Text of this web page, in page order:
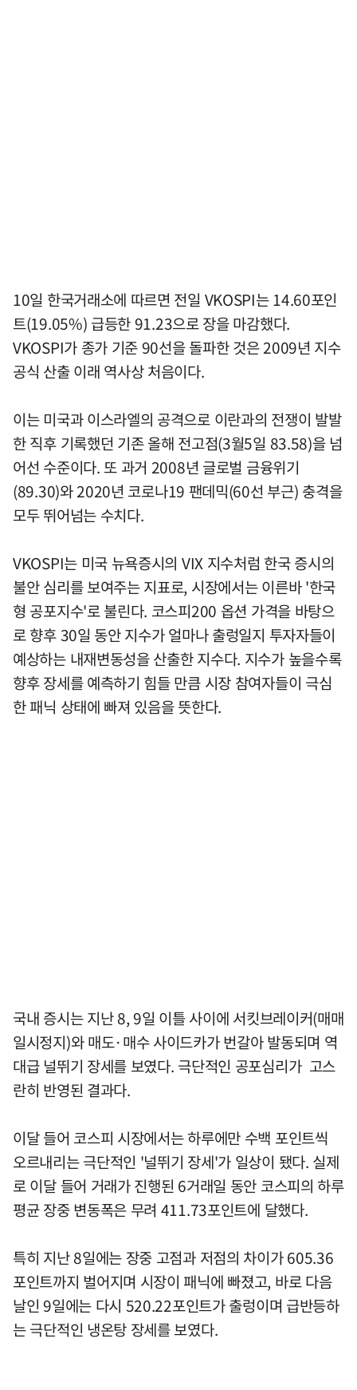
10일 한국거래소에 따르면 전일 VKOSPI는 14.60포인
트(19.05%) 급등한 91.23으로 장을 마감했다.
VKOSPI가 종가 기준 90선을 돌파한 것은 2009년 지수
공식 산출 이래 역사상 처음이다.
이는 미국과 이스라엘의 공격으로 이란과의 전쟁이 발발
한 직후 기록했던 기존 올해 전고점(3월5일 83.58)을 넘
어선 수준이다. 또 과거 2008년 글로벌 금융위기
(89.30)와 2020년 코로나19 팬데믹(60선 부근) 충격을
모두 뛰어넘는 수치다.
VKOSPI는 미국 뉴욕증시의 VIX 지수처럼 한국 증시의
불안 심리를 보여주는 지표로, 시장에서는 이른바 '한국
형 공포지수'로 불린다. 코스피200 옵션 가격을 바탕으
로 향후 30일 동안 지수가 얼마나 출렁일지 투자자들이
예상하는 내재변동성을 산출한 지수다. 지수가 높을수록
향후 장세를 예측하기 힘들 만큼 시장 참여자들이 극심
한 패닉 상태에 빠져 있음을 뜻한다.
국내 증시는 지난 8, 9일 이틀 사이에 서킷브레이커(매매
일시정지)와 매도·매수 사이드카가 번갈아 발동되며 역
대급 널뛰기 장세를 보였다. 극단적인 공포심리가 고스
란히 반영된 결과다.
이달 들어 코스피 시장에서는 하루에만 수백 포인트씩
오르내리는 극단적인 '널뛰기 장세'가 일상이 됐다. 실제
로 이달 들어 거래가 진행된 6거래일 동안 코스피의 하루
평균 장중 변동폭은 무려 411.73포인트에 달했다.
특히 지난 8일에는 장중 고점과 저점의 차이가 605.36
포인트까지 벌어지며 시장이 패닉에 빠졌고, 바로 다음
날인 9일에는 다시 520.22포인트가 출렁이며 급반등하
는 극단적인 냉온탕 장세를 보였다.